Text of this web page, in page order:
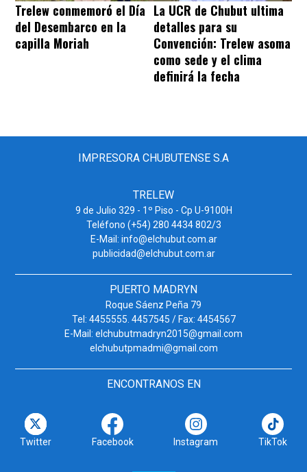
Trelew conmemoró el Día
del Desembarco en la
capilla Moriah
La UCR de Chubut ultima
detalles para su
Convención: Trelew asoma
como sede y el clima
definirá la fecha
IMPRESORA CHUBUTENSE S.A
TRELEW
9 de Julio 329 - 1º Piso - Cp U-9100H
Teléfono (+54) 280 4434 802/3
E-Mail: info@elchubut.com.ar
publicidad@elchubut.com.ar
PUERTO MADRYN
Roque Sáenz Peña 79
Tel: 4455555. 4457545 / Fax: 4454567
E-Mail: elchubutmadryn2015@gmail.com
elchubutpmadmi@gmail.com
ENCONTRANOS EN
Twitter Facebook Instagram TikTok